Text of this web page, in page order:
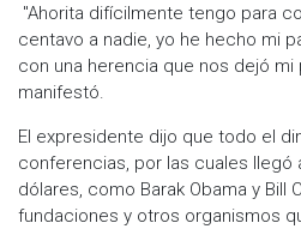
"Ahorita difícilmente tengo para
centavo a nadie, yo he hecho mi
con una herencia que nos dejó mi
manifestó.
El expresidente dijo que todo el
conferencias, por las cuales llegó
dólares, como Barak Obama y Bill
fundaciones y otros organismos